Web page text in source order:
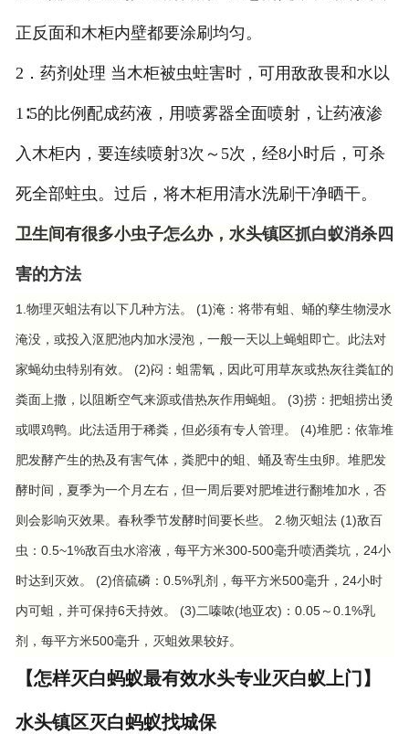
正反面和木柜内壁都要涂刷均匀。
2．药剂处理 当木柜被虫蛀害时，可用敌敌畏和水以
1∶5的比例配成药液，用喷雾器全面喷射，让药液渗
入木柜内，要连续喷射3次～5次，经8小时后，可杀
死全部蛀虫。过后，将木柜用清水洗刷干净晒干。
卫生间有很多小虫子怎么办，水头镇区抓白蚁消杀四
害的方法
1.物理灭蛆法有以下几种方法。 (1)淹：将带有蛆、蛹的孳生物浸水
淹没，或投入沤肥池内加水浸泡，一般一天以上蝇蛆即亡。此法对
家蝇幼虫特别有效。 (2)闷：蛆需氧，因此可用草灰或热灰往粪缸的
粪面上撒，以阻断空气来源或借热灰作用蝇蛆。 (3)捞：把蛆捞出烫
或喂鸡鸭。此法适用于稀粪，但必须有专人管理。 (4)堆肥：依靠堆
肥发酵产生的热及有害气体，粪肥中的蛆、蛹及寄生虫卵。堆肥发
酵时间，夏季为一个月左右，但一周后要对肥堆进行翻堆加水，否
则会影响灭效果。春秋季节发酵时间要长些。 2.物灭蛆法 (1)敌百
虫：0.5~1%敌百虫水溶液，每平方米300-500毫升喷洒粪坑，24小
时达到灭效。 (2)倍硫磷：0.5%乳剂，每平方米500毫升，24小时
内可蛆，并可保持6天持效。 (3)二嗪哝(地亚农)：0.05～0.1%乳
剂，每平方米500毫升，灭蛆效果较好。
【怎样灭白蚂蚁最有效水头专业灭白蚁上门】
水头镇区灭白蚂蚁找城保